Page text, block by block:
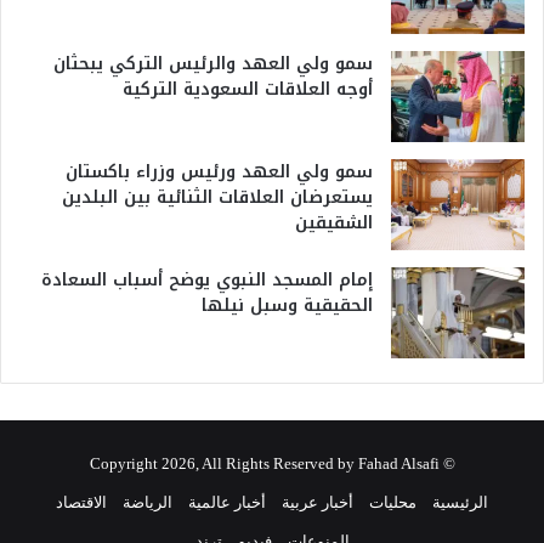
سمو ولي العهد والرئيس التركي يبحثان
أوجه العلاقات السعودية التركية
سمو ولي العهد ورئيس وزراء باكستان
يستعرضان العلاقات الثنائية بين البلدين
الشقيقين
إمام المسجد النبوي يوضح أسباب السعادة
الحقيقية وسبل نيلها
© Copyright 2026, All Rights Reserved by Fahad Alsafi
الرئيسية محليات أخبار عربية أخبار عالمية الرياضة الاقتصاد